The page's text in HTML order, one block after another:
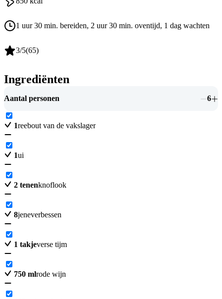
1 uur 30 min. bereiden, 2 uur 30 min. oventijd, 1 dag wachten
3/5(65)
Ingrediënten
Aantal personen 6
1reebout van de vakslager
1ui
2 tenenknoflook
8jeneverbessen
1 takjeverse tijm
750 mlrode wijn